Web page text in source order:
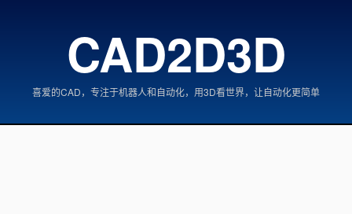
CAD2D3D
喜爱的CAD，专注于机器人和自动化，用3D看世界，让自动化更简单